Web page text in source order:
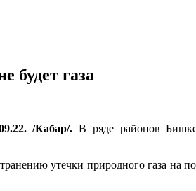
будет газа
/Кабар/. В ряде районов
утечки природного газа на